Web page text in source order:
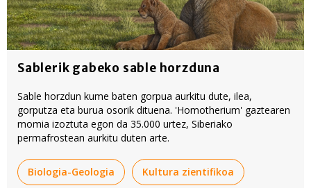
Sablerik gabeko sable horzduna
Sable horzdun kume baten gorpua aurkitu dute, ilea,
gorputza eta burua osorik dituena. 'Homotherium' gaztearen
momia izoztuta egon da 35.000 urtez, Siberiako
permafrostean aurkitu duten arte.
Biologia-Geologia Kultura zientifikoa